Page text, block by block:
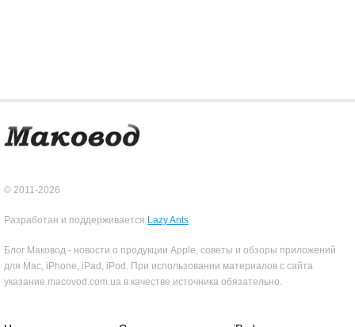
© 2011-2026
Разработан и поддерживается Lazy Ants
Блог Маковод - новости о продукции Apple, советы и обзоры приложений
для Mac, iPhone, iPad, iPod. При использовании материалов с сайта
указание macovod.com.ua в качестве источника обязательно.